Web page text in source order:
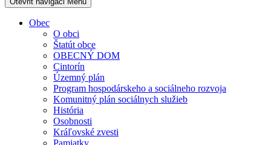
Obec
O obci
Štatút obce
OBECNÝ DOM
Cintorín
Územný plán
Program hospodárskeho a sociálneho rozvoja
Komunitný plán sociálnych služieb
História
Osobnosti
Kráľovské zvesti